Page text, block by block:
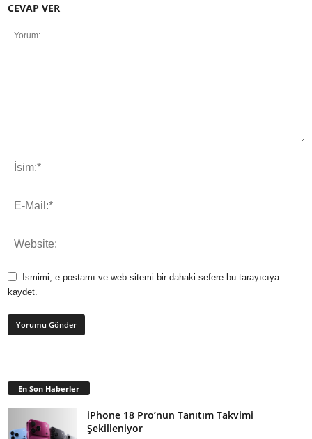
CEVAP VER
Ismimi, e-postamı ve web sitemi bir dahaki sefere bu tarayıcıya
kaydet.
En Son Haberler
iPhone 18 Pro’nun Tanıtım Takvimi
Şekilleniyor